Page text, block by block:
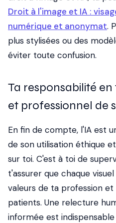
Droit à l'image et IA :
numérique et anonymat.
plus stylisées ou des
éviter toute confusion.
Ta responsabilité
et professionnel de
En fin de compte, l'IA est
de son utilisation éthique
sur toi. C'est à toi de
t'assurer que chaque
valeurs de ta profession
patients. Une relecture
informée est